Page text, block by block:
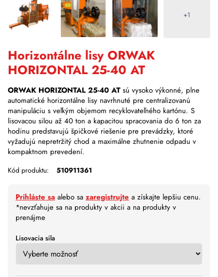
+1
Horizontálne lisy ORWAK
HORIZONTAL 25-40 AT
ORWAK HORIZONTAL 25-40 ATsú vysoko výkonné, plne
automatické horizontálne lisy navrhnuté pre centralizovanú
manipuláciu s veľkým objemom recyklovateľného kartónu. S
lisovacou silou až 40 ton a kapacitou spracovania do 6 ton za
hodinu predstavujú špičkové riešenie pre prevádzky, ktoré
vyžadujú nepretržitý chod a maximálne zhutnenie odpadu v
kompaktnom prevedení.
Kód produktu: 510911361
Prihláste sa alebo sa zaregistrujte a získajte lepšiu cenu.
*nevzťahuje sa na produkty v akcii a na produkty v
prenájme
Lisovacia sila